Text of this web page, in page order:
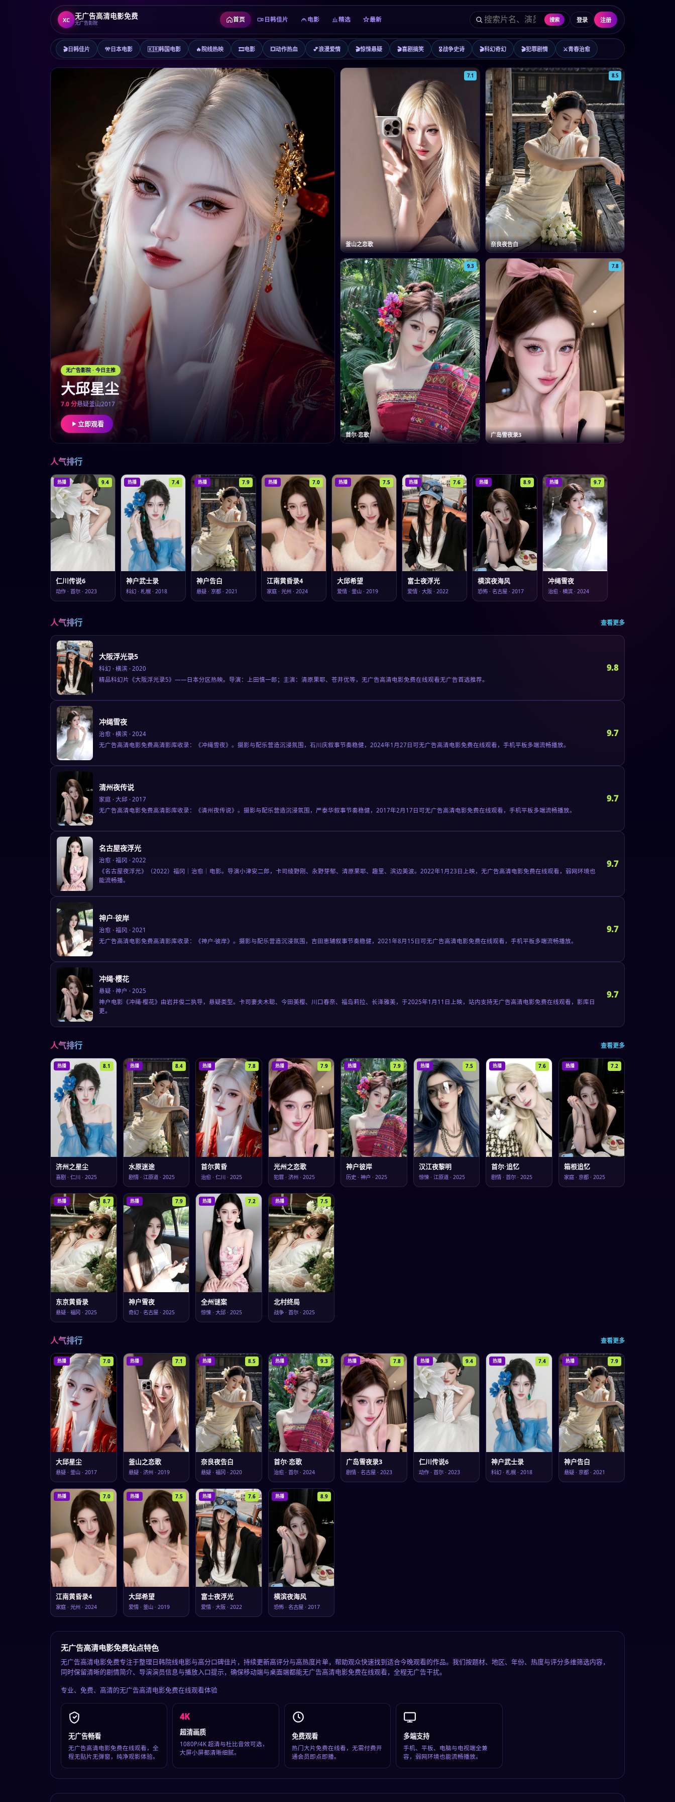
XC 无广告高清电影免费
无广告影院 首页 日韩佳片 电影 精选 最新 搜索 登录 注册
🎬日韩佳片 🎌日本电影 🇰🇷韩国电影 🔥院线热映 🎞️电影 💥动作热血 💕浪漫爱情 🎬惊悚悬疑 🎬喜剧搞笑 🎖️战争史诗 🎬科幻奇幻 🎬犯罪剧情 ⚔️青春治愈
无广告影院 · 今日主推
大邱星尘
7.0分悬疑釜山2017
立即观看
7.1
釜山之恋歌
8.5
奈良夜告白
9.3
首尔·恋歌
7.8
广岛雪夜录3
人气排行
热播 9.4
仁川传说6
动作 · 首尔 · 2023
热播 7.4
神户武士录
科幻 · 札幌 · 2018
热播 7.9
神户告白
悬疑 · 京都 · 2021
热播 7.0
江南黄昏录4
家庭 · 光州 · 2024
热播 7.5
大邱希望
爱情 · 釜山 · 2019
热播 7.6
富士夜浮光
爱情 · 大阪 · 2022
热播 8.9
横滨夜海风
恐怖 · 名古屋 · 2017
热播 9.7
冲绳雪夜
治愈 · 横滨 · 2024
人气排行 查看更多
大阪浮光录5
科幻 · 横滨 · 2020
精品科幻片《大阪浮光录5》——日本分区热映。导演：上田慎一郎；主演：清原果耶、苍井优等，无广告高清电影免费在线观看无广告首选推荐。
9.8
冲绳雪夜
治愈 · 横滨 · 2024
无广告高清电影免费高清影库收录：《冲绳雪夜》。摄影与配乐营造沉浸氛围，石川庆叙事节奏稳健，2024年1月27日可无广告高清电影免费在线观看，手机平板多端流畅播放。
9.7
清州夜传说
家庭 · 大邱 · 2017
无广告高清电影免费高清影库收录：《清州夜传说》。摄影与配乐营造沉浸氛围，严泰华叙事节奏稳健，2017年2月17日可无广告高清电影免费在线观看，手机平板多端流畅播放。
9.7
名古屋夜浮光
治愈 · 福冈 · 2022
《名古屋夜浮光》（2022）福冈｜治愈｜电影。导演小津安二郎，卡司绫野刚、永野芽郁、清原果耶、趣里、滨边美波。2022年1月23日上映，无广告高清电影免费在线观看，弱网环境也
能流畅播。
9.7
神户·彼岸
治愈 · 福冈 · 2021
无广告高清电影免费高清影库收录：《神户·彼岸》。摄影与配乐营造沉浸氛围，吉田恵辅叙事节奏稳健，2021年8月15日可无广告高清电影免费在线观看，手机平板多端流畅播放。
9.7
冲绳·樱花
悬疑 · 神户 · 2025
神户电影《冲绳·樱花》由岩井俊二执导，悬疑类型。卡司妻夫木聪、今田美樱、川口春奈、福岛莉拉、长泽雅美，于2025年1月11日上映，站内支持无广告高清电影免费在线观看，影库日
更。
9.7
人气排行 查看更多
热播 8.1
济州之星尘
喜剧 · 仁川 · 2025
热播 8.4
水原迷途
剧情· 江原道· 2025
热播 7.8
首尔黄昏
治愈 · 仁川 · 2025
热播 7.9
光州之恋歌
犯罪· 济州· 2025
热播 7.9
神户彼岸
历史 · 神户 · 2025
热播 7.5
汉江夜黎明
惊悚· 江原道· 2025
热播 7.6
首尔·追忆
剧情 · 首尔 · 2025
热播 7.2
箱根追忆
家庭· 京都· 2025
热播 8.7
东京黄昏录
悬疑 · 福冈 · 2025
热播 7.9
神户雪夜
奇幻· 名古屋· 2025
热播 7.2
全州谜案
惊悚 · 大邱 · 2025
热播 7.5
北村终局
战争· 首尔· 2025
人气排行 查看更多
热播 7.0
大邱星尘
悬疑 · 釜山 · 2017
热播 7.1
釜山之恋歌
悬疑· 济州· 2019
热播 8.5
奈良夜告白
悬疑 · 福冈 · 2020
热播 9.3
首尔·恋歌
治愈· 首尔· 2024
热播 7.8
广岛雪夜录3
剧情 · 名古屋 · 2023
热播 9.4
仁川传说6
动作· 首尔· 2023
热播 7.4
神户武士录
科幻 · 札幌 · 2018
热播 7.9
神户告白
悬疑· 京都· 2021
热播 7.0
江南黄昏录4
家庭 · 光州 · 2024
热播 7.5
大邱希望
爱情· 釜山· 2019
热播 7.6
富士夜浮光
爱情 · 大阪 · 2022
热播 8.9
横滨夜海风
恐怖· 名古屋· 2017
无广告高清电影免费站点特色
无广告高清电影免费专注于整理日韩院线电影与高分口碑佳片，持续更新高评分与高热度片单，帮助观众快速找到适合今晚观看的作品。我们按题材、地区、年份、热度与评分多维筛选内容，
同时保留清晰的剧情简介、导演演员信息与播放入口提示，确保移动端与桌面端都能无广告高清电影免费在线观看，全程无广告干扰。
专业、免费、高清的无广告高清电影免费在线观看体验
无广告畅看
无广告高清电影免费在线观看，全
程无贴片无弹窗，纯净观影体验。
4K
超清画质
1080P/4K 超清与杜比音效可选，
大屏小屏都清晰细腻。
免费观看
热门大片免费在线看，无需付费开
通会员即点即播。
多端支持
手机、平板、电脑与电视端全兼
容，弱网环境也能流畅播放。